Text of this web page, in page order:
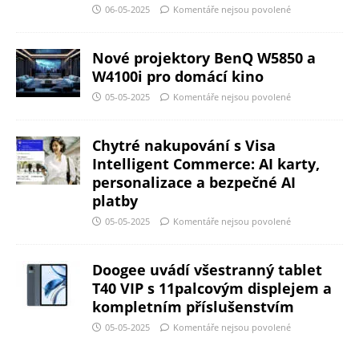
06-05-2025 Komentáře nejsou povolené
Nové projektory BenQ W5850 a
W4100i pro domácí kino
05-05-2025 Komentáře nejsou povolené
Chytré nakupování s Visa
Intelligent Commerce: AI karty,
personalizace a bezpečné AI
platby
05-05-2025 Komentáře nejsou povolené
Doogee uvádí všestranný tablet
T40 VIP s 11palcovým displejem a
kompletním příslušenstvím
05-05-2025 Komentáře nejsou povolené